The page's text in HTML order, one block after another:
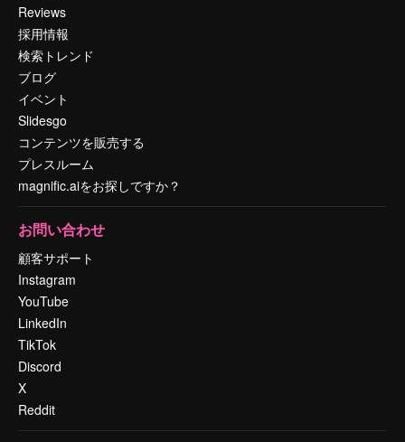
Reviews
採用情報
検索トレンド
ブログ
イベント
Slidesgo
コンテンツを販売する
プレスルーム
magnific.aiをお探しですか？
お問い合わせ
顧客サポート
Instagram
YouTube
LinkedIn
TikTok
Discord
X
Reddit